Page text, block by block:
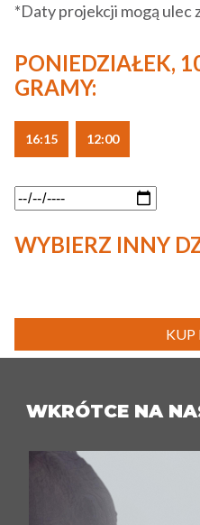
*Daty projekcji mogą ulec
PONIEDZIAŁEK,
GRAMY:
16:15 12:00
WYBIERZ INNY
KUP
WKRÓTCE NA